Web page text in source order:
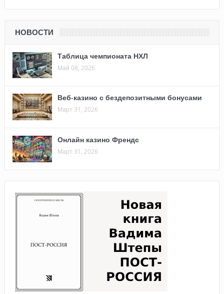
НОВОСТИ
Таблица чемпионата НХЛ
Май 08, 2026
Веб-казино с бездепозитными бонусами
Март 31, 2026
Онлайн казино Френдс
Март 31, 2026